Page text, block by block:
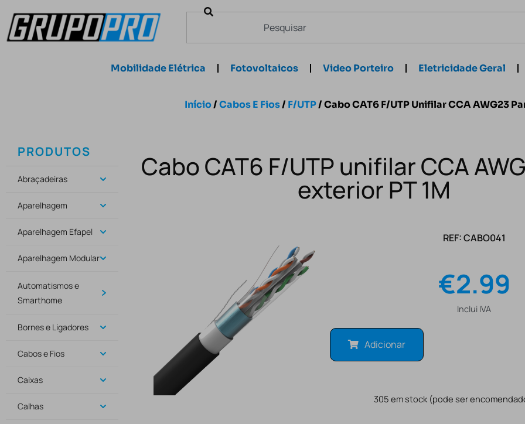
Mobilidade Elétrica Fotovoltaicos Video Porteiro Eletricidade Geral
Início/Cabos E Fios/ F/UTP/ Cabo CAT6 F/UTP Unifilar CCA AWG23
PRODUTOS
Abraçadeiras
Aparelhagem
Aparelhagem Efapel
Aparelhagem Modular
Automatismos e
Smarthome
Bornes e Ligadores
Cabos e Fios
Caixas
Calhas
Cabo CAT6 F/UTP unifilar CCA
exterior PT 1M
REF: CABO041
€2.99
Inclui IVA
Adicionar
305 em stock (pode ser